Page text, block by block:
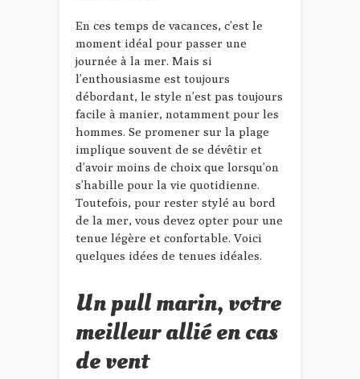
En ces temps de vacances, c’est le
moment idéal pour passer une
journée à la mer. Mais si
l’enthousiasme est toujours
débordant, le style n’est pas toujours
facile à manier, notamment pour les
hommes. Se promener sur la plage
implique souvent de se dévêtir et
d’avoir moins de choix que lorsqu’on
s’habille pour la vie quotidienne.
Toutefois, pour rester stylé au bord
de la mer, vous devez opter pour une
tenue légère et confortable. Voici
quelques idées de tenues idéales.
Un pull marin, votre
meilleur allié en cas
de vent